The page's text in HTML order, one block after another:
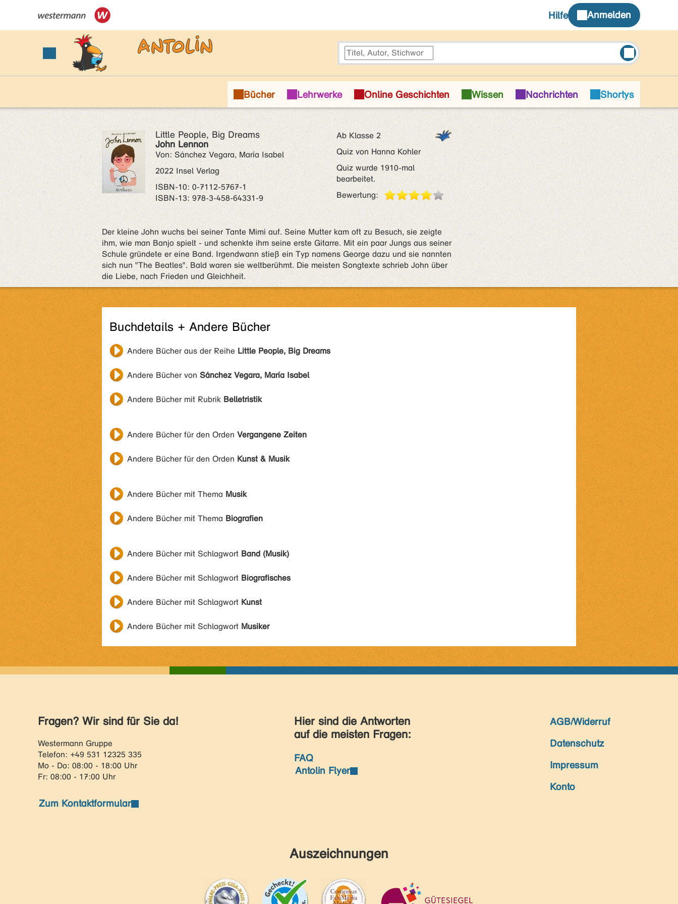
Little People, Big Dreams
John Lennon
Von: Sánchez Vegara, María Isabel
2022 Insel Verlag
ISBN‑10: 0-7112-5767-1
ISBN‑13: 978-3-458-64331-9
Ab Klasse 2
Quiz von Hanna Kohler
Quiz wurde 1910-mal
bearbeitet.
Bewertung:
Der kleine John wuchs bei seiner Tante Mimi auf. Seine Mutter kam oft zu Besuch, sie zeigte
ihm, wie man Banjo spielt - und schenkte ihm seine erste Gitarre. Mit ein paar Jungs aus seiner
Schule gründete er eine Band. Irgendwann stieß ein Typ namens George dazu und sie nannten
sich nun "The Beatles". Bald waren sie weltberühmt. Die meisten Songtexte schrieb John über
die Liebe, nach Frieden und Gleichheit.
Buchdetails + Andere Bücher
Andere Bücher aus der Reihe Little People, Big Dreams
Andere Bücher von Sánchez Vegara, María Isabel
Andere Bücher mit Rubrik Belletristik
Andere Bücher für den Orden Vergangene Zeiten
Andere Bücher für den Orden Kunst & Musik
Andere Bücher mit Thema Musik
Andere Bücher mit Thema Biografien
Andere Bücher mit Schlagwort Band (Musik)
Andere Bücher mit Schlagwort Biografisches
Andere Bücher mit Schlagwort Kunst
Andere Bücher mit Schlagwort Musiker